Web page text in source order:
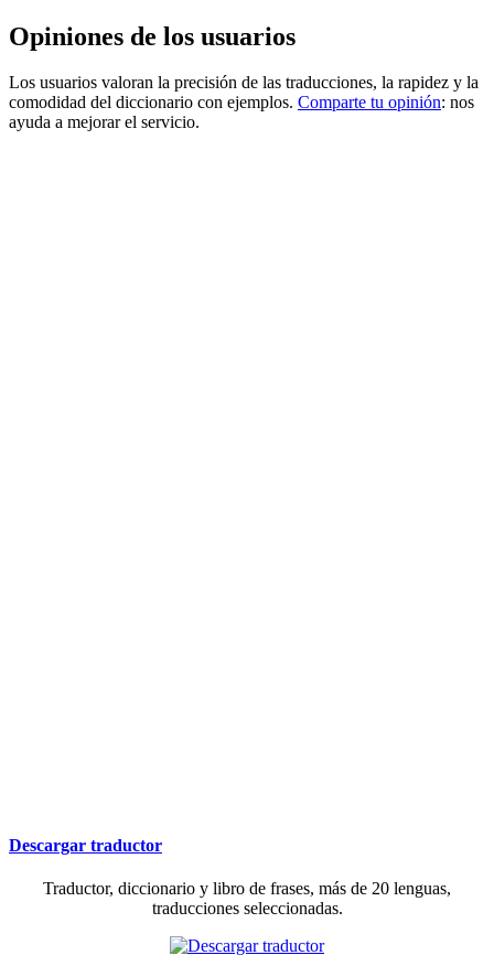
Opiniones de los usuarios
Los usuarios valoran la precisión de las traducciones, la rapidez y la
comodidad del diccionario con ejemplos. Comparte tu opinión: nos
ayuda a mejorar el servicio.
Descargar traductor
Traductor, diccionario y libro de frases, más de 20 lenguas,
traducciones seleccionadas.